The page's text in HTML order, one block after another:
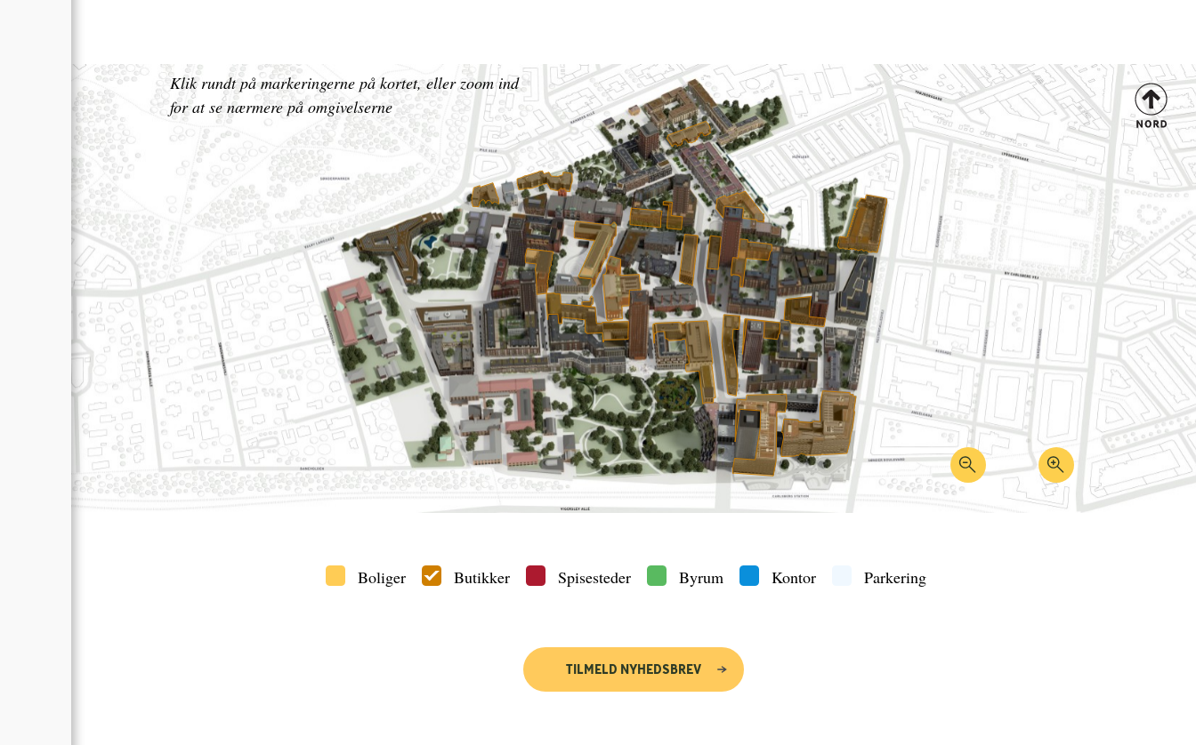
Henter kortet ...
Klik rundt på markeringerne på kortet, eller zoom ind
for at se nærmere på omgivelserne
Boliger Butikker Spisesteder Byrum Kontor Parkering
TILMELD NYHEDSBREV